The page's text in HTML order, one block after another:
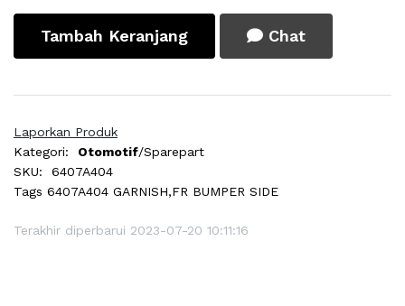
Tambah Keranjang Chat
Laporkan Produk
Kategori:
Otomotif/Sparepart
SKU:
6407A404
Tags 6407A404 GARNISH,FR BUMPER SIDE
Terakhir diperbarui 2023-07-20 10:11:16